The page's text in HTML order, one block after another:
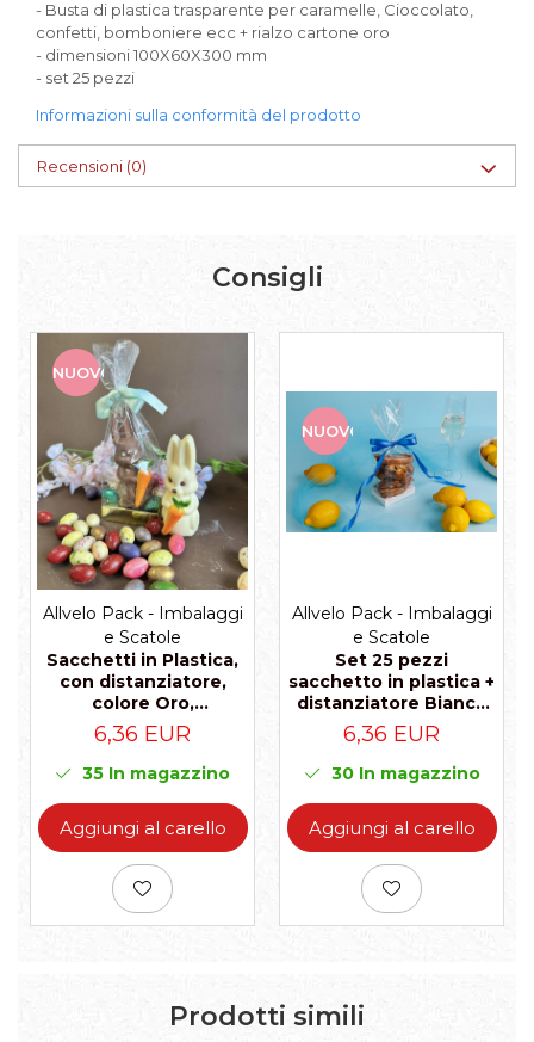
- Busta di plastica trasparente per caramelle, Cioccolato,
confetti, bomboniere ecc + rialzo cartone oro
- dimensioni 100X60X300 mm
- set 25 pezzi
Informazioni sulla conformità del prodotto
Recensioni (0)
Consigli
NUOVO
Allvelo Pack - Imbalaggi
e Scatole
Sacchetti in Plastica,
con distanziatore,
colore Oro,
80X50X240MM
6,36 EUR
35 In magazzino
Aggiungi al carello
NUOVO
Allvelo Pack - Imbalaggi
e Scatole
Set 25 pezzi
sacchetto in plastica +
distanziatore Bianco
80X50X240MM
6,36 EUR
30In magazzino
Aggiungi al carello
Prodotti simili